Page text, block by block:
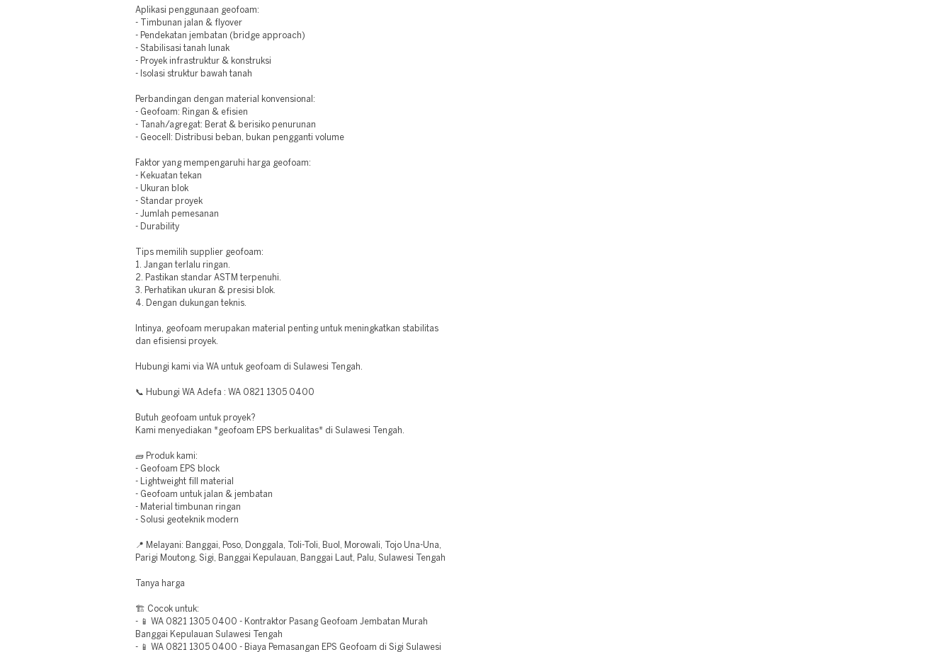
Aplikasi penggunaan geofoam:
- Timbunan jalan & flyover
- Pendekatan jembatan (bridge approach)
- Stabilisasi tanah lunak
- Proyek infrastruktur & konstruksi
- Isolasi struktur bawah tanah
Perbandingan dengan material konvensional:
- Geofoam: Ringan & efisien
- Tanah/agregat: Berat & berisiko penurunan
- Geocell: Distribusi beban, bukan pengganti volume
Faktor yang mempengaruhi harga geofoam:
- Kekuatan tekan
- Ukuran blok
- Standar proyek
- Jumlah pemesanan
- Durability
Tips memilih supplier geofoam:
1. Jangan terlalu ringan.
2. Pastikan standar ASTM terpenuhi.
3. Perhatikan ukuran & presisi blok.
4. Dengan dukungan teknis.
Intinya, geofoam merupakan material penting untuk meningkatkan stabilitas
dan efisiensi proyek.
Hubungi kami via WA untuk geofoam di Sulawesi Tengah.
📞 Hubungi WA Adefa : WA 0821 1305 0400
Butuh geofoam untuk proyek?
Kami menyediakan *geofoam EPS berkualitas* di Sulawesi Tengah.
🧱 Produk kami:
- Geofoam EPS block
- Lightweight fill material
- Geofoam untuk jalan & jembatan
- Material timbunan ringan
- Solusi geoteknik modern
📍 Melayani: Banggai, Poso, Donggala, Toli-Toli, Buol, Morowali, Tojo Una-Una,
Parigi Moutong, Sigi, Banggai Kepulauan, Banggai Laut, Palu, Sulawesi Tengah
Tanya harga
🏗️ Cocok untuk:
- 📱 WA 0821 1305 0400 - Kontraktor Pasang Geofoam Jembatan Murah
Banggai Kepulauan Sulawesi Tengah
- 📱 WA 0821 1305 0400 - Biaya Pemasangan EPS Geofoam di Sigi Sulawesi